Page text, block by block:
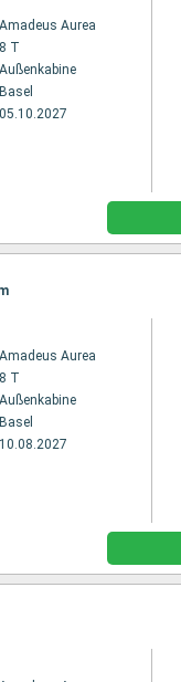
Amadeus Aurea
8 T
Außenkabine
Basel
05.10.2027
Amadeus Aurea
8 T
Außenkabine
Basel
10.08.2027